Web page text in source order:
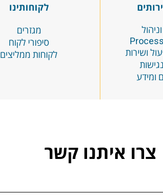
Process
ושירות
ומידע
לקוחותינו
מגזרים
סיפורי לקוח
לקוחות ממליצים
צרו איתנו קשר